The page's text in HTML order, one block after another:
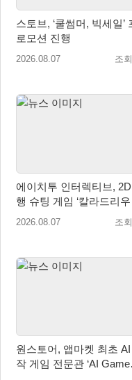
스토브, ‘쿨썸머, 빅세일’ 프
로모션 진행
2026.08.07 조
에이치투 인터렉티브,
행 슈팅 게임 ‘칼라드리우
2/다크 엘레멘트’ 올 겨울
2026.08.07 조
원스토어, 앱마켓 최초
작 게임 전문관 ‘AI